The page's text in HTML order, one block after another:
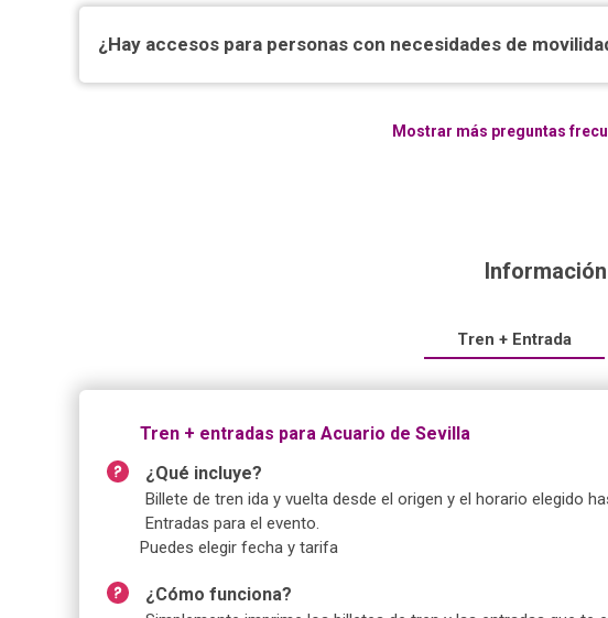
¿Hay accesos para personas con necesidades de
Mostrar más preguntas
Tren + Entrada
Tren + entradas para Acuario de Sevilla
¿Qué incluye?
Billete de tren ida y vuelta desde el origen y el horario elegido
Entradas para el evento.
Puedes elegir fecha y tarifa
¿Cómo funciona?